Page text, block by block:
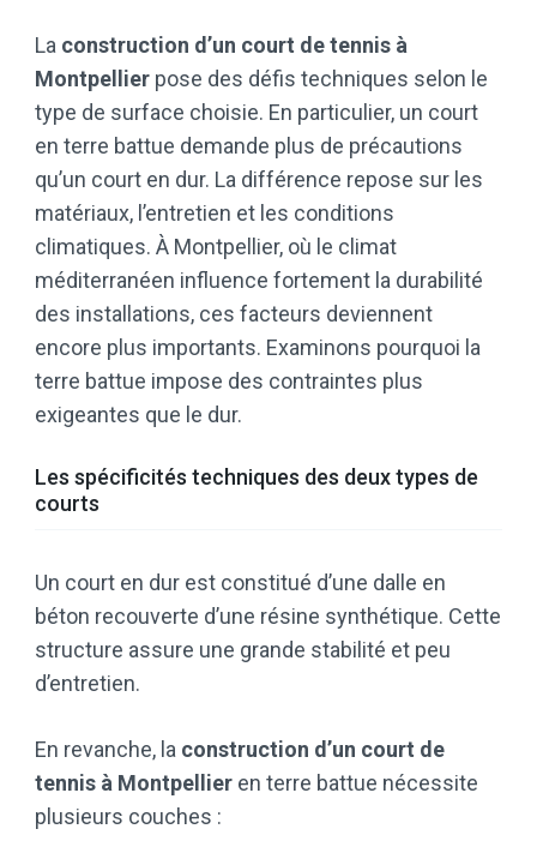
La construction d’un court de tennis à
Montpellier pose des défis techniques selon le
type de surface choisie. En particulier, un court
en terre battue demande plus de précautions
qu’un court en dur. La différence repose sur les
matériaux, l’entretien et les conditions
climatiques. À Montpellier, où le climat
méditerranéen influence fortement la durabilité
des installations, ces facteurs deviennent
encore plus importants. Examinons pourquoi la
terre battue impose des contraintes plus
exigeantes que le dur.
Les spécificités techniques des deux types de
courts
Un court en dur est constitué d’une dalle en
béton recouverte d’une résine synthétique. Cette
structure assure une grande stabilité et peu
d’entretien.
En revanche, la construction d’un court de
tennis à Montpellier en terre battue nécessite
plusieurs couches :